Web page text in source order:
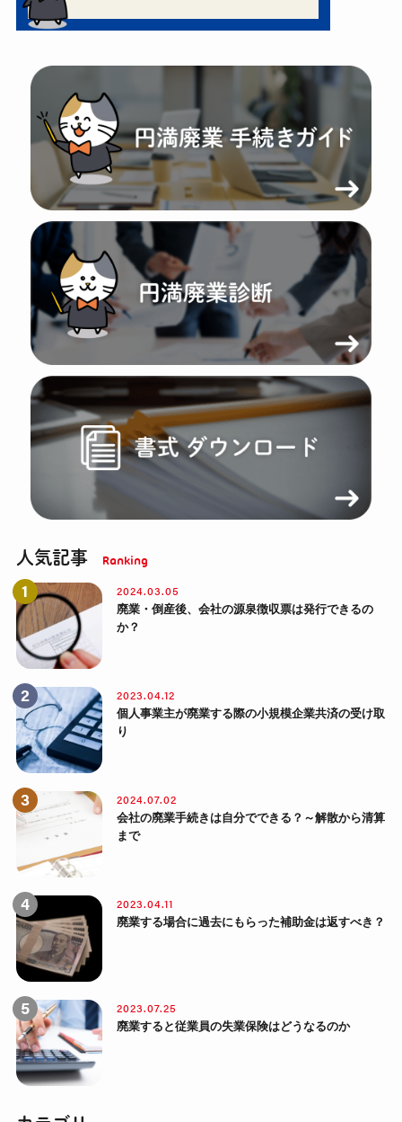
人気記事
廃業・倒産後、会社の源泉徴収票は発行できるの
か？
2024.03.05
個人事業主が廃業する際の小規模企業共済の受け取
り
2023.04.12
会社の廃業手続きは自分でできる？～解散から清算
まで
2024.07.02
廃業する場合に過去にもらった補助金は返すべき？
2023.04.11
廃業すると従業員の失業保険はどうなるのか
2023.07.25